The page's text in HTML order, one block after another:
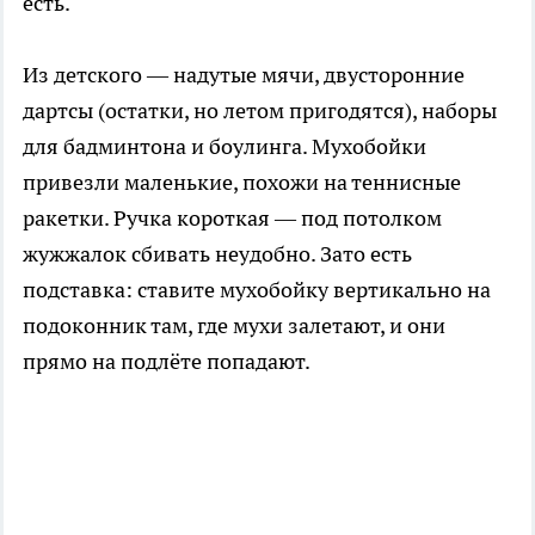
Из детского — надутые мячи, двусторонние
дартсы (остатки, но летом пригодятся), наборы
для бадминтона и боулинга. Мухобойки
привезли маленькие, похожи на теннисные
ракетки. Ручка короткая — под потолком
жужжалок сбивать неудобно. Зато есть
подставка: ставите мухобойку вертикально на
подоконник там, где мухи залетают, и они
прямо на подлёте попадают.